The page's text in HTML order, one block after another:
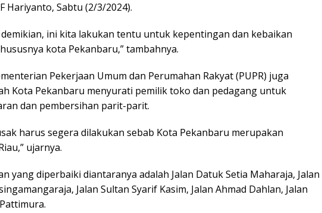
Hariyanto, Sabtu (2/3/2024).
ini kita lakukan tentu untuk kepentingan dan kebaikan
kota Pekanbaru,” tambahnya.
Pekerjaan Umum dan Perumahan Rakyat (PUPR) juga
Kota Pekanbaru menyurati pemilik toko dan pedagang untuk
dan pembersihan parit-parit.
harus segera dilakukan sebab Kota Pekanbaru merupakan
ujarnya.
yang diperbaiki diantaranya adalah Jalan Datuk Setia Maharaja, Jalan
Jalan Sultan Syarif Kasim, Jalan Ahmad Dahlan, Jalan